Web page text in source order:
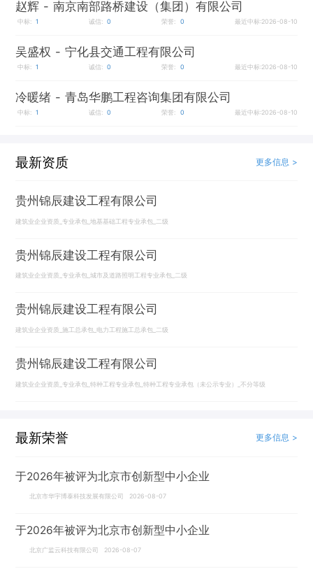
赵辉 - 南京南部路桥建设（集团）有限公司
中标: 1 诚信: 0 荣誉: 0 最近中标:2026-08-10
吴盛权 - 宁化县交通工程有限公司
中标: 1 诚信: 0 荣誉: 0 最近中标:2026-08-10
冷暖绪 - 青岛华鹏工程咨询集团有限公司
中标: 1 诚信: 0 荣誉: 0 最近中标:2026-08-10
最新资质 更多信息 >
贵州锦辰建设工程有限公司
建筑业企业资质_专业承包_地基基础工程专业承包_二级
贵州锦辰建设工程有限公司
建筑业企业资质_专业承包_城市及道路照明工程专业承包_二级
贵州锦辰建设工程有限公司
建筑业企业资质_施工总承包_电力工程施工总承包_二级
贵州锦辰建设工程有限公司
建筑业企业资质_专业承包_特种工程专业承包_特种工程专业承包（未公示专业）_不分等级
最新荣誉 更多信息 >
于2026年被评为北京市创新型中小企业
北京市华宇博泰科技发展有限公司 2026-08-07
于2026年被评为北京市创新型中小企业
北京广监云科技有限公司 2026-08-07